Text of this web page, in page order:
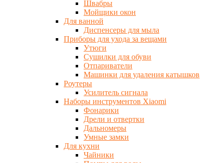
Швабры
Мойщики окон
Для ванной
Диспенсеры для мыла
Приборы для ухода за вещами
Утюги
Сушилки для обуви
Отпариватели
Машинки для удаления катышков
Роутеры
Усилитель сигнала
Наборы инструментов Xiaomi
Фонарики
Дрели и отвертки
Дальномеры
Умные замки
Для кухни
Чайники